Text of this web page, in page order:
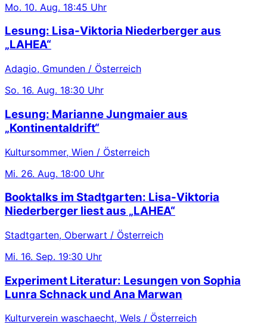
Mo. 10. Aug. 18:45 Uhr
Lesung: Lisa-Viktoria Niederberger aus
„LAHEA“
Adagio, Gmunden / Österreich
So. 16. Aug. 18:30 Uhr
Lesung: Marianne Jungmaier aus
„Kontinentaldrift“
Kultursommer, Wien / Österreich
Mi. 26. Aug. 18:00 Uhr
Booktalks im Stadtgarten: Lisa-Viktoria
Niederberger liest aus „LAHEA“
Stadtgarten, Oberwart / Österreich
Mi. 16. Sep. 19:30 Uhr
Experiment Literatur: Lesungen von Sophia
Lunra Schnack und Ana Marwan
Kulturverein waschaecht, Wels / Österreich